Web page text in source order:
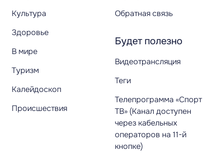
Культура
Здоровье
В мире
Туризм
Калейдоскоп
Происшествия
Обратная связь
Будет полезно
Видеотрансляция
Теги
Телепрограмма «Спорт
ТВ» (Канал доступен
через кабельных
операторов на 11-й
кнопке)